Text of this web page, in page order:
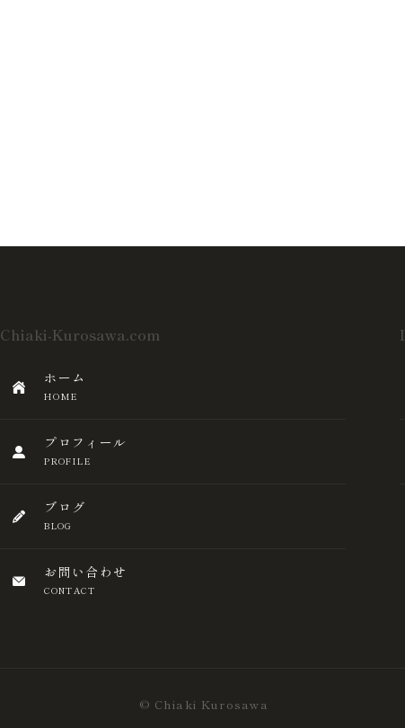
Chiaki-Kurosawa.com
ホーム
HOME
プロフィール
PROFILE
ブログ
BLOG
お問い合わせ
CONTACT
© Chiaki Kurosawa